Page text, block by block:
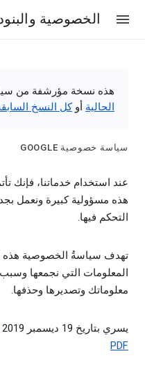
الخصوصية
هذه نسخة مؤرشفة من
الحالية أوكل النسخ
سياسة خصوصية GOOGLE‏
عند استخدام خدماتنا، فإنك
هذه مسؤولية كبيرة ونعمل
التحكم فيها.
تهدف سياسةُ الخصوصية هذه
المعلومات التي نجمعها
معلوماتك وتصديرها وحذفها.
يسري بتاريخ 19 ديسمبر 2019 |
PDF